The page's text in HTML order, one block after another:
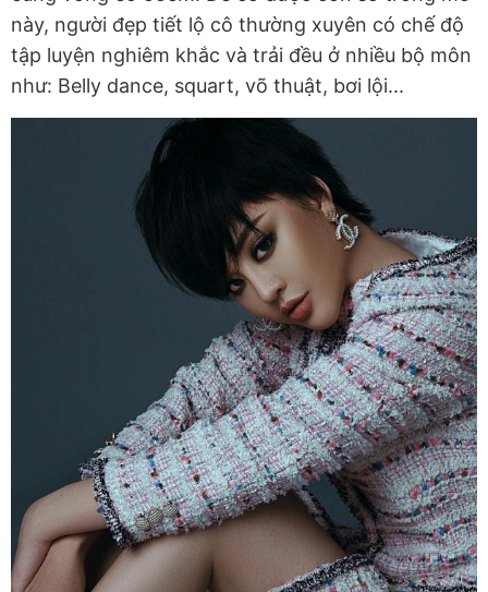
này, người đẹp tiết lộ cô thường xuyên có chế độ
tập luyện nghiêm khắc và trải đều ở nhiều bộ môn
như: Belly dance, squart, võ thuật, bơi lội...